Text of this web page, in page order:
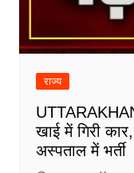
राज्य
खाई में गिरी
अस्पताल में भर्ती